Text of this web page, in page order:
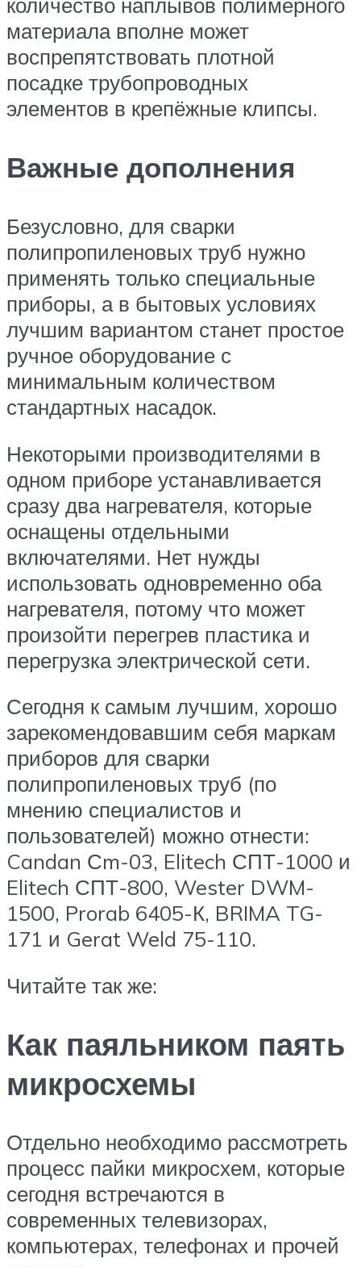
материала вполне может
воспрепятствовать плотной
посадке трубопроводных
элементов в крепёжные клипсы.
Важные дополнения
Безусловно, для сварки
полипропиленовых труб нужно
применять только специальные
приборы, а в бытовых условиях
лучшим вариантом станет простое
ручное оборудование с
минимальным количеством
стандартных насадок.
Некоторыми производителями в
одном приборе устанавливается
сразу два нагревателя, которые
оснащены отдельными
включателями. Нет нужды
использовать одновременно оба
нагревателя, потому что может
произойти перегрев пластика и
перегрузка электрической сети.
Сегодня к самым лучшим, хорошо
зарекомендовавшим себя маркам
приборов для сварки
полипропиленовых труб (по
мнению специалистов и
пользователей) можно отнести:
Candan Сm-03, Elitech СПТ-1000 и
Elitech СПТ-800, Wester DWM-
1500, Prorab 6405-К, BRIMA TG-
171 и Gerat Weld 75-110.
Читайте так же:
Как паяльником паять
микросхемы
Отдельно необходимо рассмотреть
процесс пайки микросхем, которые
сегодня встречаются в
современных телевизорах,
компьютерах, телефонах и прочей